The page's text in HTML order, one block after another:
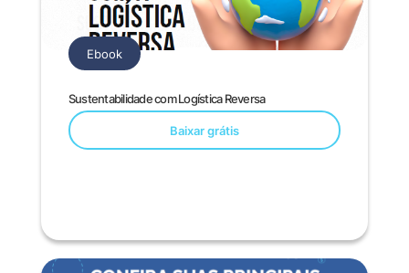
Sustentabilidade com Logística Reversa
Baixar grátis
Ebook